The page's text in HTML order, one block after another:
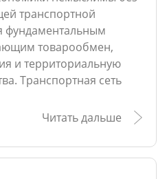
транспортной
фундаментальным
товарообмен,
и территориальную
Транспортная сеть
Читать дальше